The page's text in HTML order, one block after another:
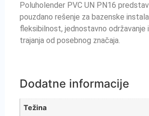
Poluholender PVC UN PN16
pouzdano rešenje za bazenske
fleksibilnost, jednostavno održavanje
trajanja od posebnog značaja.
Dodatne informacije
Težina